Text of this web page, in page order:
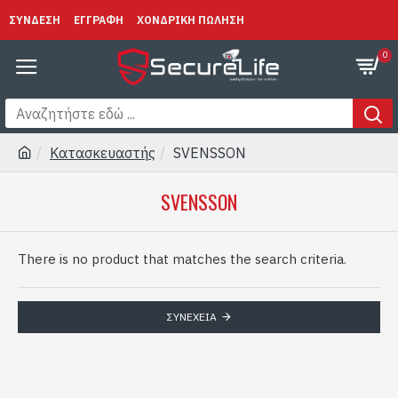
ΣΥΝΔΕΣΗ ΕΓΓΡΑΦΗ ΧΟΝΔΡΙΚΗ ΠΩΛΗΣΗ
0
Κατασκευαστής SVENSSON
SVENSSON
There is no product that matches the search criteria.
ΣΥΝΈΧΕΙΑ